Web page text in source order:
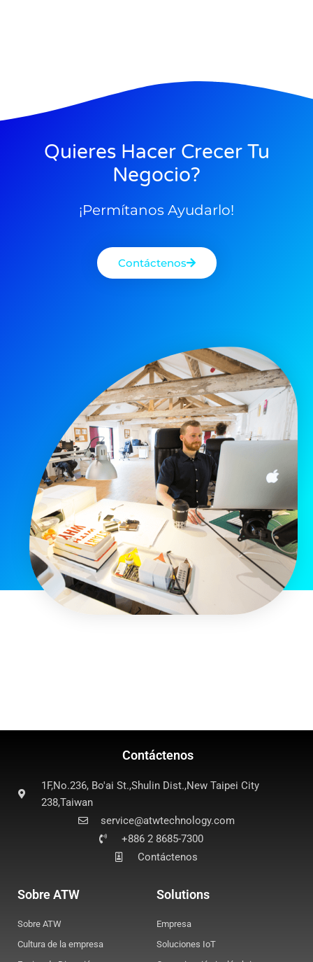
Quieres Hacer Crecer Tu
Negocio?
¡Permítanos Ayudarlo!
Contáctenos
Contáctenos
1F,No.236, Bo'ai St.,Shulin Dist.,New Taipei City
238,Taiwan
service@atwtechnology.com
+886 2 8685-7300
Contáctenos
Sobre ATW
Sobre ATW
Cultura de la empresa
Solutions
Empresa
Soluciones IoT